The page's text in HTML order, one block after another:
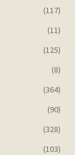
(117)
(11)
(125)
(8)
(364)
(90)
(328)
(103)